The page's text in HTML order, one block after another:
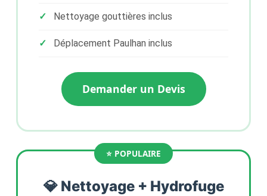
Nettoyage gouttières inclus
Déplacement Paulhan inclus
Demander un Devis
💎 Nettoyage + Hydrofuge